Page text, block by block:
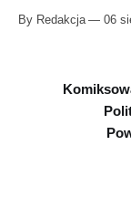
Przymierze z
serii Avengers
By Redakcja 06